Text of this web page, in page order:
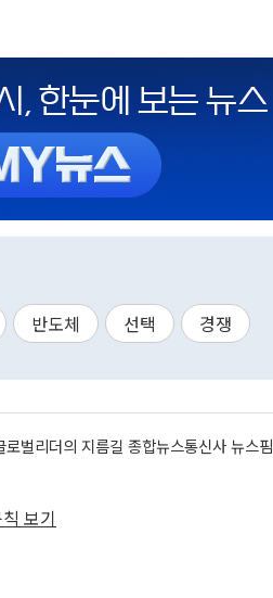
반도체 선택 경쟁
로벌리더의 지름길 종합뉴스통신사 뉴
보기